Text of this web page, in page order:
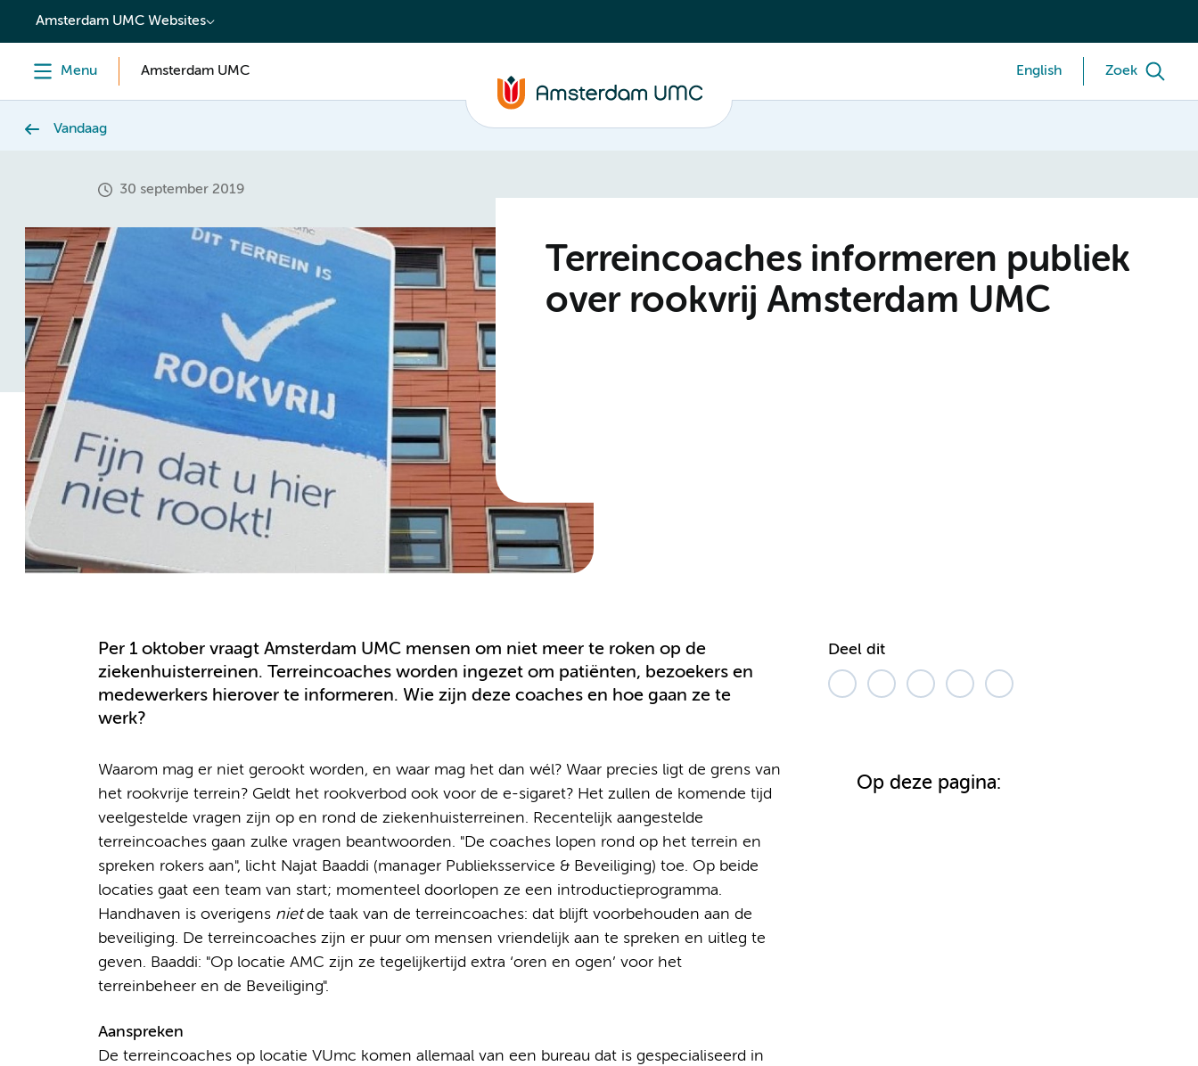
content
Amsterdam UMC Websites
Menu Amsterdam UMC English Zoek
Vandaag
30 september 2019
Terreincoaches informeren publiek
over rookvrij Amsterdam UMC
Per 1 oktober vraagt Amsterdam UMC mensen om niet meer te roken op de
ziekenhuisterreinen. Terreincoaches worden ingezet om patiënten, bezoekers en
medewerkers hierover te informeren. Wie zijn deze coaches en hoe gaan ze te
werk?
Waarom mag er niet gerookt worden, en waar mag het dan wél? Waar precies ligt de grens van
het rookvrije terrein? Geldt het rookverbod ook voor de e-sigaret? Het zullen de komende tijd
veelgestelde vragen zijn op en rond de ziekenhuisterreinen. Recentelijk aangestelde
terreincoaches gaan zulke vragen beantwoorden. "De coaches lopen rond op het terrein en
spreken rokers aan", licht Najat Baaddi (manager Publieksservice & Beveiliging) toe. Op beide
locaties gaat een team van start; momenteel doorlopen ze een introductieprogramma.
Handhaven is overigens nietde taak van de terreincoaches: dat blijft voorbehouden aan de
beveiliging. De terreincoaches zijn er puur om mensen vriendelijk aan te spreken en uitleg te
geven. Baaddi: "Op locatie AMC zijn ze tegelijkertijd extra ‘oren en ogen’ voor het
terreinbeheer en de Beveiliging".
Aanspreken
De terreincoaches op locatie VUmc komen allemaal van een bureau dat is gespecialiseerd in
Deel dit
Op deze pagina: